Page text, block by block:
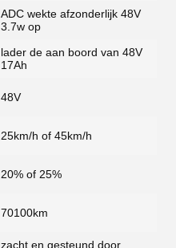
ADC wekte afzonderlijk 48V
3.7w op
lader de aan boord van 48V
17Ah
48V
25km/h of 45km/h
20% of 25%
70100km
zacht en gesteund door